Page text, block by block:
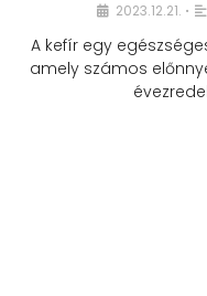
2023.12.21. •
A kefír egy
amely számos